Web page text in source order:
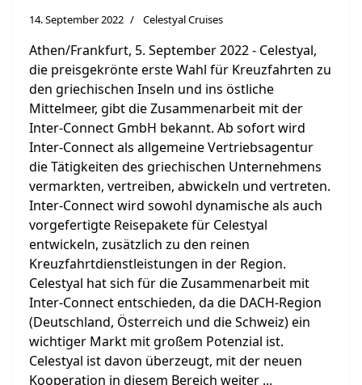
14. September 2022 Celestyal Cruises
Athen/Frankfurt, 5. September 2022 - Celestyal,
die preisgekrönte erste Wahl für Kreuzfahrten zu
den griechischen Inseln und ins östliche
Mittelmeer, gibt die Zusammenarbeit mit der
Inter-Connect GmbH bekannt. Ab sofort wird
Inter-Connect als allgemeine Vertriebsagentur
die Tätigkeiten des griechischen Unternehmens
vermarkten, vertreiben, abwickeln und vertreten.
Inter-Connect wird sowohl dynamische als auch
vorgefertigte Reisepakete für Celestyal
entwickeln, zusätzlich zu den reinen
Kreuzfahrtdienstleistungen in der Region.
Celestyal hat sich für die Zusammenarbeit mit
Inter-Connect entschieden, da die DACH-Region
(Deutschland, Österreich und die Schweiz) ein
wichtiger Markt mit großem Potenzial ist.
Celestyal ist davon überzeugt, mit der neuen
Kooperation in diesem Bereich weiter ...